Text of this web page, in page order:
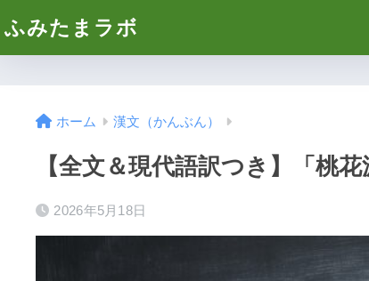
ふみたまラボ
ホーム 漢文（かんぶん）
【全文＆現代語訳つき】「桃
2026年5月18日